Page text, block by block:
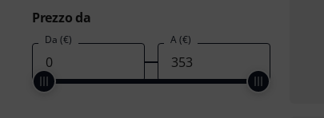
Prezzo da
Da (€) A (€)